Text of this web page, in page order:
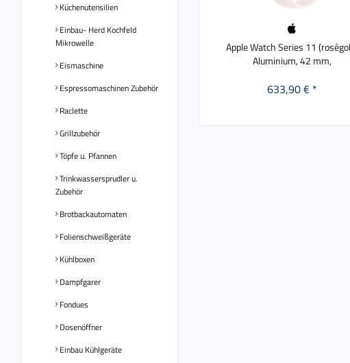
Küchenutensilien
Einbau- Herd Kochfeld
Mikrowelle
Eismaschine
Espressomaschinen Zubehör
Raclette
Grillzubehör
Töpfe u. Pfannen
Trinkwassersprudler u.
Zubehör
Brotbackautomaten
Folienschweißgeräte
Kühlboxen
Dampfgarer
Fondues
Dosenöffner
Einbau Kühlgeräte
Apple Watch Series 11
Aluminium, 42 mm,
633,90 € *